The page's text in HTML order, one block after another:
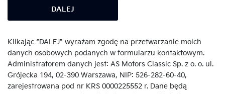
DALEJ
Klikając “DALEJ” wyrażam zgodę na przetwarzanie moich
danych osobowych podanych w formularzu kontaktowym.
Administratorem danych jest: AS Motors Classic Sp. z o. o. ul.
Grójecka 194, 02-390 Warszawa, NIP: 526-282-60-40,
zarejestrowana pod nr KRS 0000225552 r. Dane będą